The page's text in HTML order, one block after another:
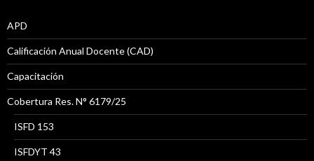
APD
Calificación Anual Docente (CAD)
Capacitación
Cobertura Res. N° 6179/25
ISFD 153
ISFDYT 43